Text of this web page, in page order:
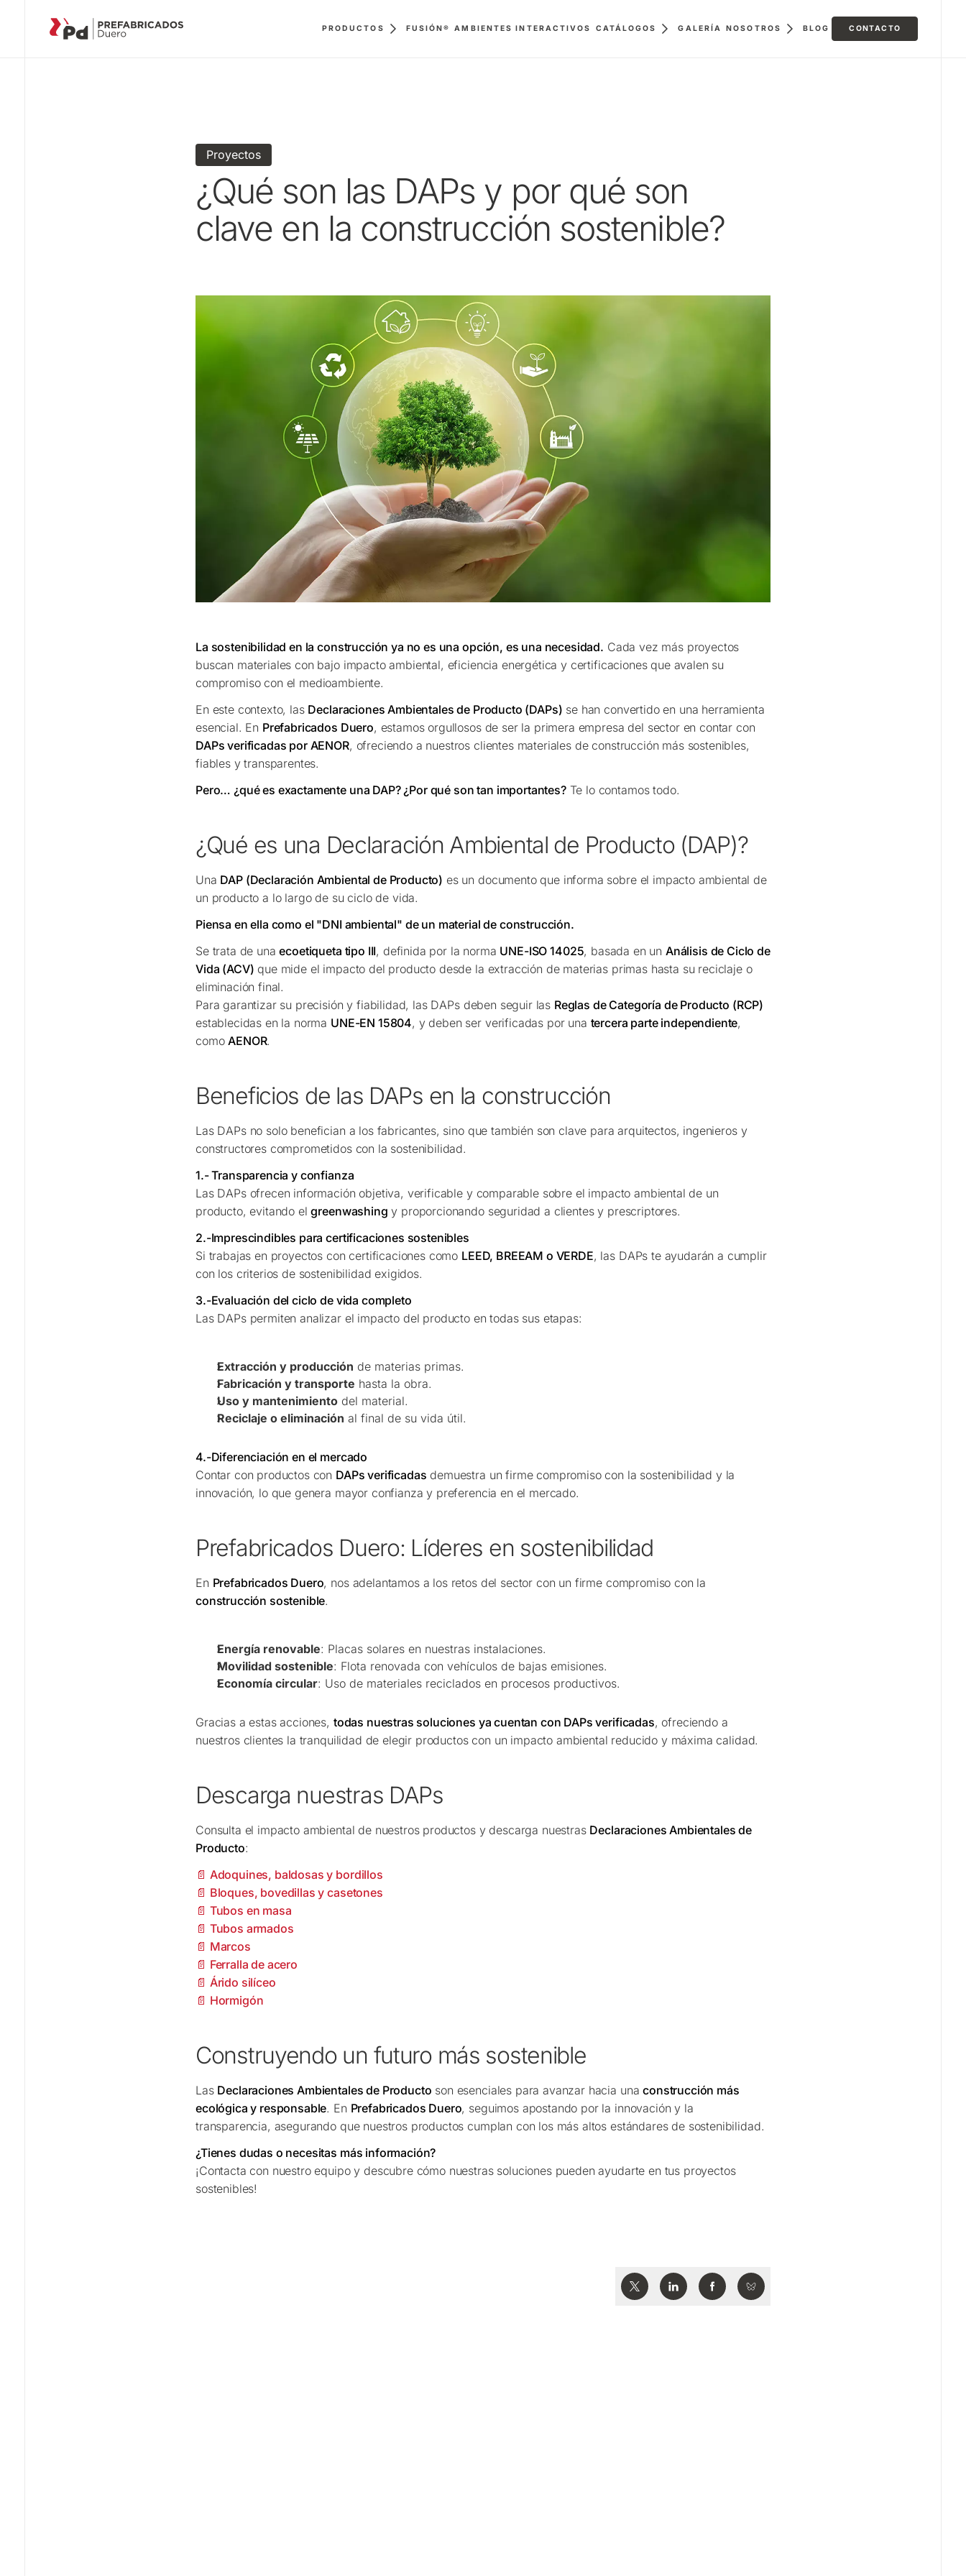
PRODUCTOS FUSIÓN® AMBIENTES INTERACTIVOS CATÁLOGOS GALERÍA NOSOTROS BLOG CONTACTO
Proyectos
¿Qué son las DAPs y por qué son
clave en la construcción sostenible?
La sostenibilidad en la construcción ya no es una opción, es una necesidad. Cada vez más proyectos
buscan materiales con bajo impacto ambiental, eficiencia energética y certificaciones que avalen su
compromiso con el medioambiente.
En este contexto, las Declaraciones Ambientales de Producto (DAPs) se han convertido en una herramienta
esencial. En Prefabricados Duero, estamos orgullosos de ser la primera empresa del sector en contar con
DAPs verificadas por AENOR, ofreciendo a nuestros clientes materiales de construcción más sostenibles,
fiables y transparentes.
Pero… ¿qué es exactamente una DAP? ¿Por qué son tan importantes?Te lo contamos todo.
¿Qué es una Declaración Ambiental de Producto (DAP)?
Una DAP (Declaración Ambiental de Producto) es un documento que informa sobre el impacto ambiental de
un producto a lo largo de su ciclo de vida.
Piensa en ella como el "DNI ambiental" de un material de construcción.
Se trata de unaecoetiqueta tipo III, definida por la norma UNE-ISO 14025, basada en un Análisis de Ciclo de
Vida (ACV) que mide el impacto del producto desde la extracción de materias primas hasta su reciclaje o
eliminación final.
Para garantizar su precisión y fiabilidad, las DAPs deben seguir las Reglas de Categoría de Producto (RCP)
establecidas en la norma UNE-EN 15804, y deben ser verificadas por una tercera parte independiente,
comoAENOR.
Beneficios de las DAPs en la construcción
Las DAPs no solo benefician a los fabricantes, sino que también son clave para arquitectos, ingenieros y
constructores comprometidos con la sostenibilidad.
1.- Transparencia y confianza
Las DAPs ofrecen información objetiva, verificable y comparable sobre el impacto ambiental de un
producto, evitando elgreenwashing y proporcionando seguridad a clientes y prescriptores.
2.-Imprescindibles para certificaciones sostenibles
Si trabajas en proyectos con certificaciones como LEED, BREEAM o VERDE, las DAPs te ayudarán a cumplir
con los criterios de sostenibilidad exigidos.
3.-Evaluación del ciclo de vida completo
Las DAPs permiten analizar el impacto del producto en todas sus etapas:
Extracción y producción de materias primas.
Fabricación y transporte hasta la obra.
Uso y mantenimientodel material.
Reciclaje o eliminación al final de su vida útil.
4.-Diferenciación en el mercado
Contar con productos con DAPs verificadas demuestra un firme compromiso con la sostenibilidad y la
innovación, lo que genera mayor confianza y preferencia en el mercado.
Prefabricados Duero: Líderes en sostenibilidad
En Prefabricados Duero, nos adelantamos a los retos del sector con un firme compromiso con la
construcción sostenible.
Energía renovable: Placas solares en nuestras instalaciones.
Movilidad sostenible: Flota renovada con vehículos de bajas emisiones.
Economía circular: Uso de materiales reciclados en procesos productivos.
Gracias a estas acciones, todas nuestras soluciones ya cuentan con DAPs verificadas, ofreciendo a
nuestros clientes la tranquilidad de elegir productos con un impacto ambiental reducido y máxima calidad.
Descarga nuestras DAPs
Consulta el impacto ambiental de nuestros productos y descarga nuestras Declaraciones Ambientales de
Producto:
📄 Adoquines, baldosas y bordillos
📄 Bloques, bovedillas y casetones
📄 Tubos en masa
📄 Tubos armados
📄 Marcos
📄 Ferralla de acero
📄 Árido silíceo
📄 Hormigón
Construyendo un futuro más sostenible
Las Declaraciones Ambientales de Producto son esenciales para avanzar hacia unaconstrucción más
ecológica y responsable. En Prefabricados Duero, seguimos apostando por la innovación y la
transparencia, asegurando que nuestros productos cumplan con los más altos estándares de sostenibilidad.
¿Tienes dudas o necesitas más información?
¡Contacta con nuestro equipo y descubre cómo nuestras soluciones pueden ayudarte en tus proyectos
sostenibles!